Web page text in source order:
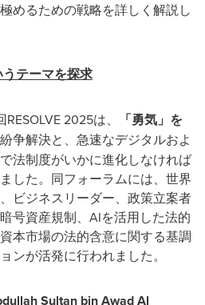
めるための戦略を詳しく解説し
テーマを探求
2025は、
「勇気」を
争解決と、急速なデジタルおよ
法制度がいかに進化しなければ
した。同フォーラムには、世界
ビジネスリーダー、政策立案者
号資産規制、AIを活用した法的
本市場の法的含意に関する基調
ンが活発に行われました。
Sultan bin Awad Al